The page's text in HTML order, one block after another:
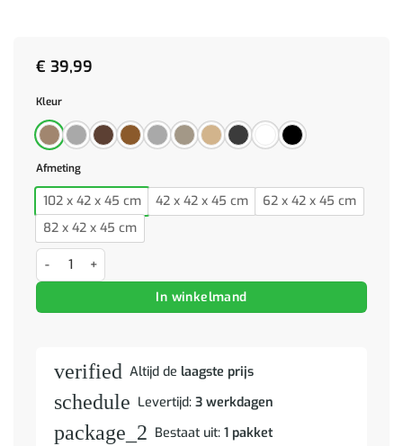
€ 39,99
Kleur
Afmeting
102 x 42 x 45 cm 42 x 42 x 45 cm
62 x 42 x 45 cm
82 x 42 x 45 cm
Opbergbankje 102x42x45 cm bewerkt hout gerookt eikenkleurig
In winkelmand
verified Altijd de laagste prijs
schedule Levertijd: 3 werkdagen
package_2 Bestaat uit: 1 pakket